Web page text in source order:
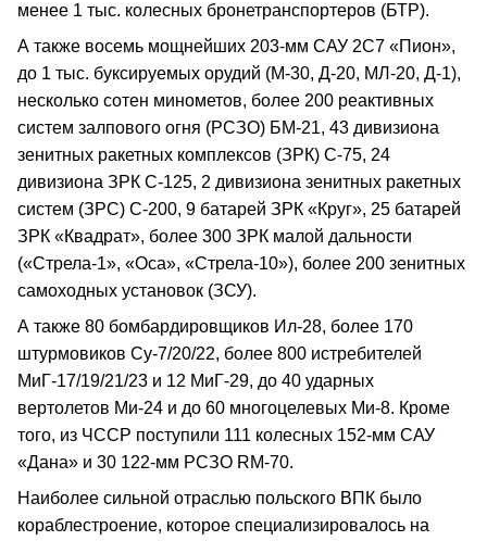
менее 1 тыс. колесных бронетранспортеров (БТР).
А также восемь мощнейших 203-мм САУ 2С7 «Пион»,
до 1 тыс. буксируемых орудий (М-30, Д-20, МЛ-20, Д-1),
несколько сотен минометов, более 200 реактивных
систем залпового огня (РСЗО) БМ-21, 43 дивизиона
зенитных ракетных комплексов (ЗРК) С-75, 24
дивизиона ЗРК С-125, 2 дивизиона зенитных ракетных
систем (ЗРС) С-200, 9 батарей ЗРК «Круг», 25 батарей
ЗРК «Квадрат», более 300 ЗРК малой дальности
(«Стрела-1», «Оса», «Стрела-10»), более 200 зенитных
самоходных установок (ЗСУ).
А также 80 бомбардировщиков Ил-28, более 170
штурмовиков Су-7/20/22, более 800 истребителей
МиГ-17/19/21/23 и 12 МиГ-29, до 40 ударных
вертолетов Ми-24 и до 60 многоцелевых Ми-8. Кроме
того, из ЧССР поступили 111 колесных 152-мм САУ
«Дана» и 30 122-мм РСЗО RM-70.
Наиболее сильной отраслью польского ВПК было
кораблестроение, которое специализировалось на